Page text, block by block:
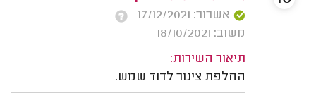
אשרור: 17/12/2021
משוב: 18/10/2021
תיאור השירות:
החלפת צינור לדוד שמש.